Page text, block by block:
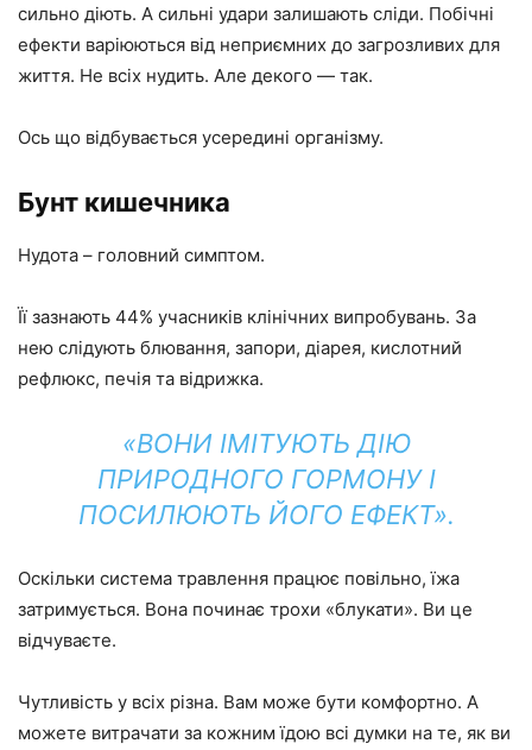
сильно діють. А сильні удари залишають сліди. Побічні
ефекти варіюються від неприємних до загрозливих для
життя. Не всіх нудить. Але декого — так.
Ось що відбувається усередині організму.
Бунт кишечника
Нудота – головний симптом.
Її зазнають 44% учасників клінічних випробувань. За
нею слідують блювання, запори, діарея, кислотний
рефлюкс, печія та відрижка.
«ВОНИ ІМІТУЮТЬ ДІЮ
ПРИРОДНОГО ГОРМОНУ І
ПОСИЛЮЮТЬ ЙОГО ЕФЕКТ».
Оскільки система травлення працює повільно, їжа
затримується. Вона починає трохи «блукати». Ви це
відчуваєте.
Чутливість у всіх різна. Вам може бути комфортно. А
можете витрачати за кожним їдою всі думки на те, як ви